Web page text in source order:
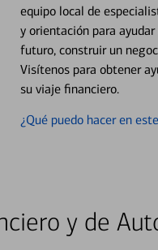
equipo local de
y orientación para
futuro, construir un
Visítenos para obtener
su viaje financiero.
¿Qué puedo hacer en
y de